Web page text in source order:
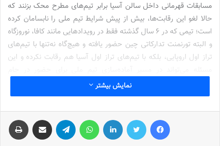
مسابقات قهرمانی داخل سالن آسیا برابر تیم‌های مطرح محک بزنند که
حالا لغو این رقابت‌ها، بیش از پیش شرایط تیم ملی را نابسامان کرده
است؛ تیمی که در 6 سال گذشته فقط در رویدادهایی مانند کافا، نوروزگاه
و البته تورنمنت تدارکاتی چین حضور یافته و هیچ‌گاه نه‌تنها با تیم‌های
تراز اول اروپایی، بلکه با تیم‌های تراز اول آسیا هم رقابت نکرده و این
ملت‌های آسیا دردسرساز شود.
نوشته های مشابه
شماره 772 روزنامه فوتبالز منتشر شد
نمایش بیشتر